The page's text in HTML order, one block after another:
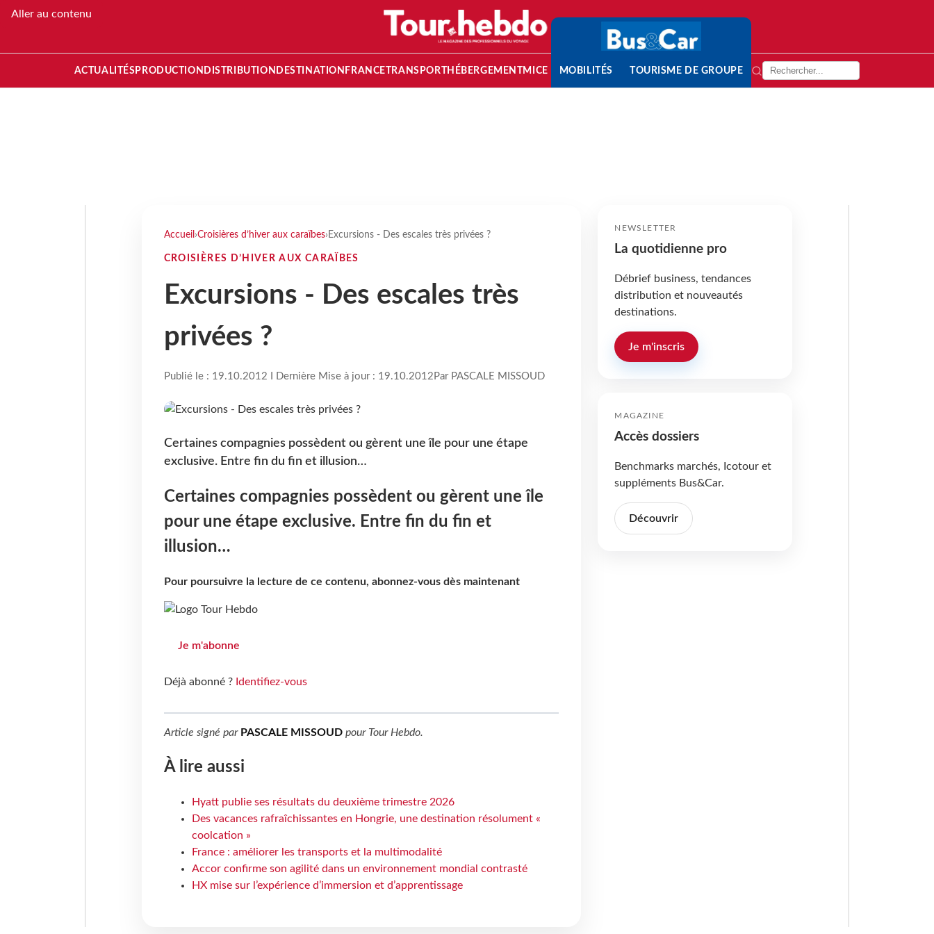
Aller au contenu
ACTUALITÉS PRODUCTION DISTRIBUTION DESTINATION FRANCETRANSPORT HÉBERGEMENTMICE MOBILITÉS TOURISME DE GROUPE
Accueil ›Croisières d’hiver aux caraïbes› Excursions - Des escales très privées ?
CROISIÈRES D’HIVER AUX CARAÏBES
Excursions - Des escales très
privées ?
Publié le : 19.10.2012 I Dernière Mise à jour : 19.10.2012 Par PASCALE MISSOUD
Certaines compagnies possèdent ou gèrent une île pour une étape
exclusive. Entre fin du fin et illusion…
Certaines compagnies possèdent ou gèrent une île
pour une étape exclusive. Entre fin du fin et
illusion…
Pour poursuivre la lecture de ce contenu, abonnez-vous dès maintenant
Je m'abonne
Déjà abonné ? Identifiez-vous
Article signé par PASCALE MISSOUDpour Tour Hebdo.
À lire aussi
Hyatt publie ses résultats du deuxième trimestre 2026
Des vacances rafraîchissantes en Hongrie, une destination résolument «
coolcation »
France : améliorer les transports et la multimodalité
Accor confirme son agilité dans un environnement mondial contrasté
HX mise sur l’expérience d’immersion et d’apprentissage
NEWSLETTER
La quotidienne pro
Débrief business, tendances
distribution et nouveautés
destinations.
Je m'inscris
MAGAZINE
Accès dossiers
Benchmarks marchés, Icotour et
suppléments Bus&Car.
Découvrir